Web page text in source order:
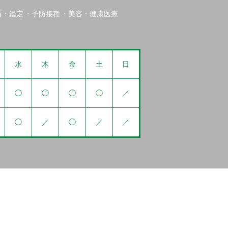
・鑑定 予防接種 美容・健康医療
水 木 金 土 日
◯ ◯ ◯ ◯ ／
◯ ／ ◯ ／ ／